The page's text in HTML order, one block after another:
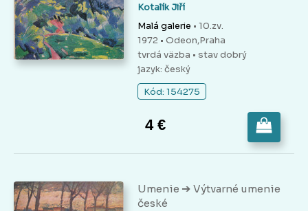
Kotalík Jiří
Malá galerie • 10.zv.
1972 • Odeon,Praha
tvrdá väzba • stav dobrý
jazyk: český
Kód: 154275
4 €
Umenie ➔ Výtvarné umenie
české